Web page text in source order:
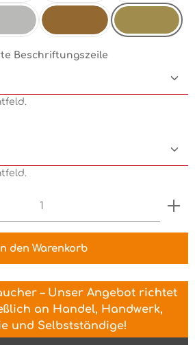
Grün Pink
Beschriftungszeile
Gib den gewünschten Wert
In den Warenkorb
– Unser Angebot richtet
an Handel, Handwerk,
und Selbstständige!